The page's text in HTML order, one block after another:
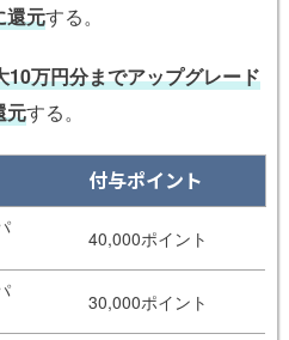
還元する。
10万円分までアップグレード
元する。
付与ポイント
40,000ポイント
30,000ポイント